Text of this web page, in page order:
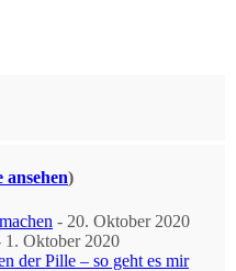
ansehen)
- 20. Oktober 2020
1. Oktober 2020
der Pille – so geht es mir